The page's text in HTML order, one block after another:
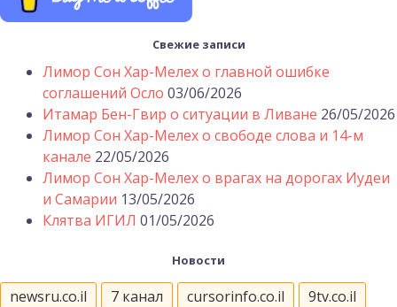
Свежие записи
Лимор Сон Хар-Мелех о главной ошибке
соглашений Осло 03/06/2026
Итамар Бен-Гвир о ситуации в Ливане 26/05/2026
Лимор Сон Хар-Мелех о свободе слова и 14-м
канале 22/05/2026
Лимор Сон Хар-Мелех о врагах на дорогах Иудеи
и Самарии 13/05/2026
Клятва ИГИЛ 01/05/2026
Новости
newsru.co.il 7 канал cursorinfo.co.il 9tv.co.il